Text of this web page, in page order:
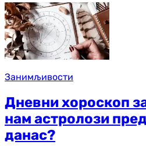
Занимљивости
Дневни хороскоп
нам астролози
данас?